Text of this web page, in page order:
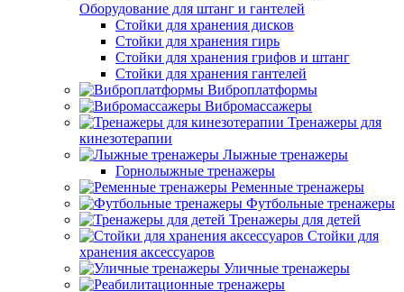
Оборудование для штанг и гантелей
Стойки для хранения дисков
Стойки для хранения гирь
Стойки для хранения грифов и штанг
Стойки для хранения гантелей
Виброплатформы
Вибромассажеры
Тренажеры для
кинезотерапии
Лыжные тренажеры
Горнолыжные тренажеры
Ременные тренажеры
Футбольные тренажеры
Тренажеры для детей
Стойки для
хранения аксессуаров
Уличные тренажеры